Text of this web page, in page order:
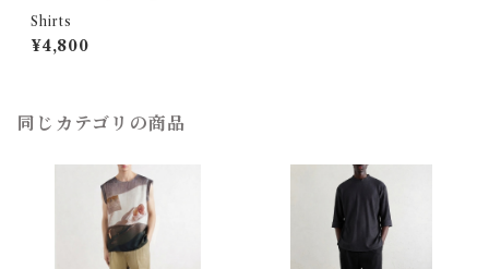
Shirts
¥4,800
同じカテゴリの商品